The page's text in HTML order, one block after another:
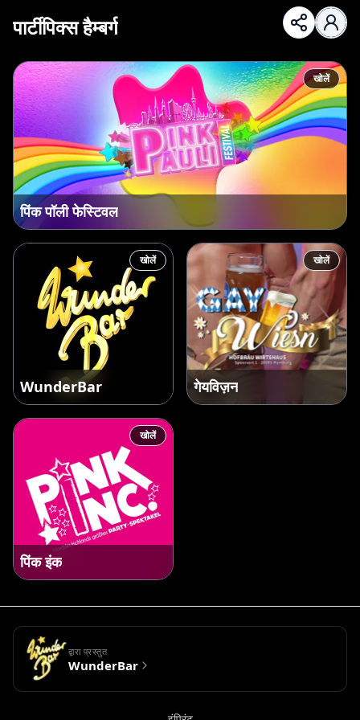
पार्टीपिक्स हैम्बर्ग
पिंक पॉली फेस्टिवल
खोलें
WunderBar
खोलें
गेयविज़न
खोलें
पिंक इंक
खोलें
द्वारा प्रस्तुत
WunderBar